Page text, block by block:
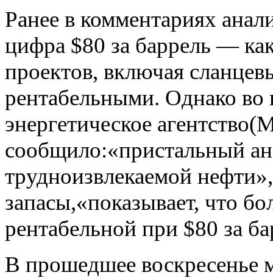
кризис в Украине
может стать
Лукашенко:
Россия будут
вместе, посмотрите
покушения на
лидера движения
«Новороссия» Па...
СМИ: Лидер
«Новороссия»
Губарев после
бессознател...
"Воскресный
Владимиром
Соловьевым. Эфир
Ранее в комментариях
цифра $80 за баррель —
проектов, включая
рентабельными. Однако
энергетическое
сообщило:«пристальный
трудноизвлекаемой
запасы,«показывает, что
рентабельной при $80 за
В прошедшее воскресенье